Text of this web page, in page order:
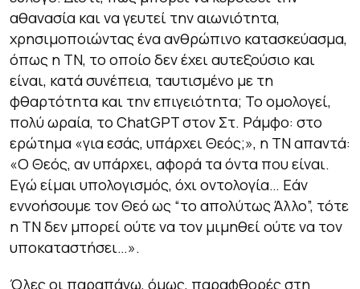
αθανασία και να γευτεί την αιωνιότητα,
χρησιμοποιώντας ένα ανθρώπινο κατασκεύασμα,
όπως η ΤΝ, το οποίο δεν έχει αυτεξούσιο και
είναι, κατά συνέπεια, ταυτισμένο με τη
φθαρτότητα και την επιγειότητα; Το ομολογεί,
πολύ ωραία, το ChatGPT στον Στ. Ράμφο: στο
ερώτημα «για εσάς, υπάρχει Θεός;», η ΤΝ απαντά:
«Ο Θεός, αν υπάρχει, αφορά τα όντα που είναι.
Εγώ είμαι υπολογισμός, όχι οντολογία… Εάν
εννοήσουμε τον Θεό ως “το απολύτως Άλλο”, τότε
η ΤΝ δεν μπορεί ούτε να τον μιμηθεί ούτε να τον
υποκαταστήσει…».
Όλες οι παραπάνω, όμως, παραφθορές στη